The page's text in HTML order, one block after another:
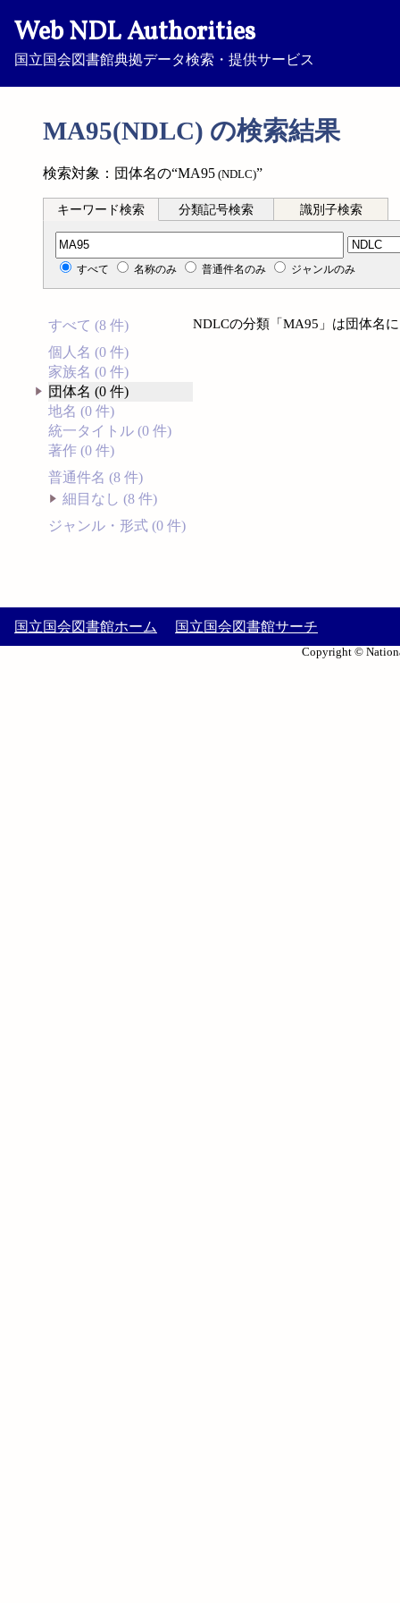
Web NDL Authorities
国立国会図書館典拠データ検索・提供サービス
MA95(NDLC) の検索結果
検索対象：団体名の“MA95 (NDLC)”
キーワード検索 分類記号検索 識別子検索
分類記号検索
すべて 名称のみ 普通件名のみ ジャンルのみ
すべて (8 件)
個人名 (0 件)
家族名 (0 件)
団体名 (0 件)
地名 (0 件)
統一タイトル (0 件)
著作 (0 件)
普通件名 (8 件)
細目なし (8 件)
ジャンル・形式 (0 件)
NDLCの分類「MA95」は団体名
国立国会図書館ホーム 国立国会図書館サーチ
Copyright ©